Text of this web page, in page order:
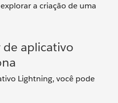
a criação de uma
aplicativo
Lightning, você pode